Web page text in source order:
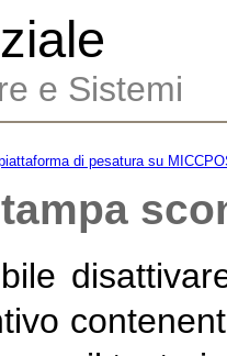
e Sistemi
di pesatura su